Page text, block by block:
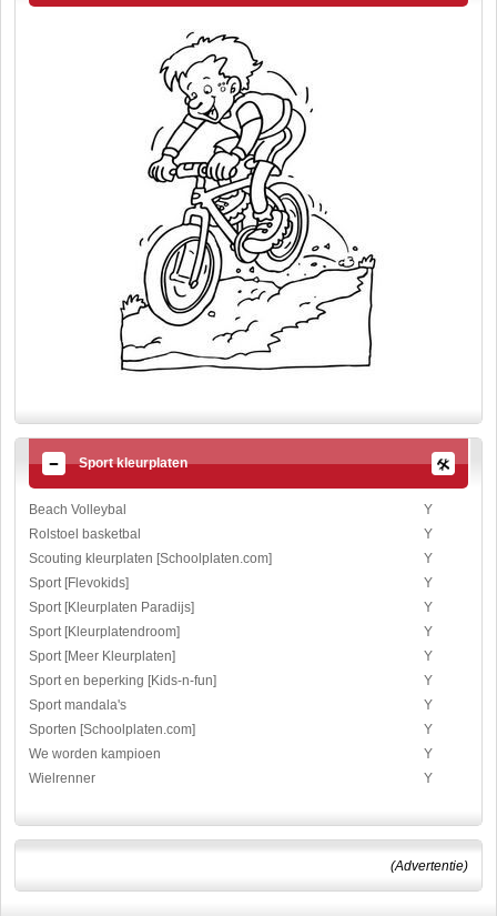
Sport kleurplaten
Beach Volleybal
Y
Rolstoel basketbal
Y
Scouting kleurplaten [Schoolplaten.com]
Y
Sport [Flevokids]
Y
Sport [Kleurplaten Paradijs]
Y
Sport [Kleurplatendroom]
Y
Sport [Meer Kleurplaten]
Y
Sport en beperking [Kids-n-fun]
Y
Sport mandala's
Y
Sporten [Schoolplaten.com]
Y
We worden kampioen
Y
Wielrenner
Y
(Advertentie)